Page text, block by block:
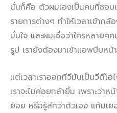
นั่นก็คือ ตัวผมเองเป็นคนที่ชอบ
รายการต่างๆ ทำให้เวลาเข้าก
มั่นใจ และผมเชื่อว่าใครหลายๆค
รูป เรายังต้องมาเข้าแอพบีบห
แต่เวลาเราออกทีวีมันเป็นวีดีโอ
เราจะไม่ค่อยกล้ายิ้ม เพราะว่าห
ย้อย หรือรู้สึกว่าตัวเอง แก้มเ